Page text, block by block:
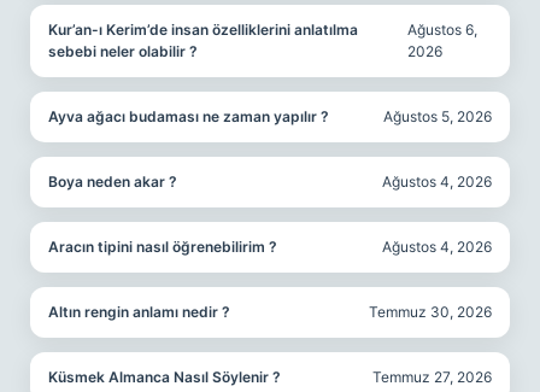
Kur’an-ı Kerim’de insan özelliklerini anlatılma
sebebi neler olabilir ?
Ağustos 6,
2026
Ayva ağacı budaması ne zaman yapılır ? Ağustos 5, 2026
Boya neden akar ? Ağustos 4, 2026
Aracın tipini nasıl öğrenebilirim ? Ağustos 4, 2026
Altın rengin anlamı nedir ? Temmuz 30, 2026
Küsmek Almanca Nasıl Söylenir ? Temmuz 27, 2026